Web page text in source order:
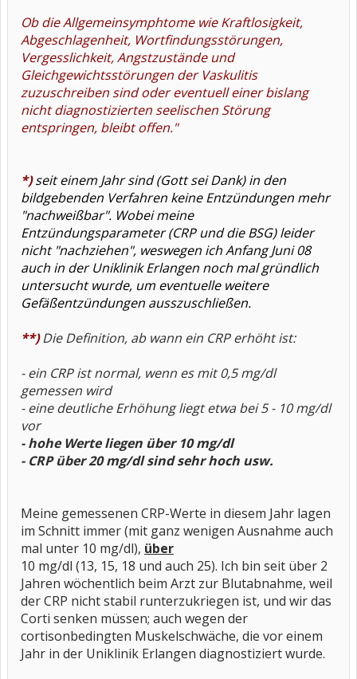
Ob die Allgemeinsymphtome wie Kraftlosigkeit,
Abgeschlagenheit, Wortfindungsstörungen,
Vergesslichkeit, Angstzustände und
Gleichgewichtsstörungen der Vaskulitis
zuzuschreiben sind oder eventuell einer bislang
nicht diagnostizierten seelischen Störung
entspringen, bleibt offen."
*) seit einem Jahr sind (Gott sei Dank) in den
bildgebenden Verfahren keine Entzündungen mehr
"nachweißbar". Wobei meine
Entzündungsparameter (CRP und die BSG) leider
nicht "nachziehen", weswegen ich Anfang Juni 08
auch in der Uniklinik Erlangen noch mal gründlich
untersucht wurde, um eventuelle weitere
Gefäßentzündungen ausszuschließen.
**) Die Definition, ab wann ein CRP erhöht ist:
- ein CRP ist normal, wenn es mit 0,5 mg/dl
gemessen wird
- eine deutliche Erhöhung liegt etwa bei 5 - 10 mg/dl
vor
- hohe Werte liegen über 10 mg/dl
- CRP über 20 mg/dl sind sehr hoch usw.
Meine gemessenen CRP-Werte in diesem Jahr lagen
im Schnitt immer (mit ganz wenigen Ausnahme auch
mal unter 10 mg/dl), über
10 mg/dl (13, 15, 18 und auch 25). Ich bin seit über 2
Jahren wöchentlich beim Arzt zur Blutabnahme, weil
der CRP nicht stabil runterzukriegen ist, und wir das
Corti senken müssen; auch wegen der
cortisonbedingten Muskelschwäche, die vor einem
Jahr in der Uniklinik Erlangen diagnostiziert wurde.